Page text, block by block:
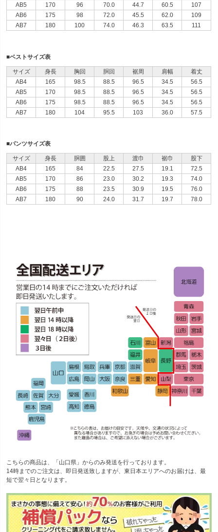
AB5
170 96 70.0 44.7 60.5
107
AB6
175 98 72.0 45.5 62.0
109
AB7
180 100 74.0 46.3 63.5 111
■ベストサイズ表
サイズ 身長 胸回 胴回 裾周 肩幅
着丈
AB4
165 98.5 88.5 96.5 34.5
56.5
AB5
170 98.5 88.5 96.5 34.5
56.5
AB6
175 98.5 88.5 96.5 34.5
56.5
AB7
180 104 95.5 103 36.0 57.5
■パンツサイズ表
サイズ 身長 胴囲 股上 渡巾 裾巾
股下
AB4
165 84 22.5 27.5 19.1
72.5
AB5
170 86 23.0 30.2 19.3
74.0
AB6
175 88 23.5 30.9 19.5
76.0
AB7
180 90 24.0 31.7 19.7 78.0
こちらの商品は、「山口県」からのみ発送を行っております。
14時までのご注文は、即日発送致しますが、東日本エリアへのお届けは、最
短で翌々日 となります。